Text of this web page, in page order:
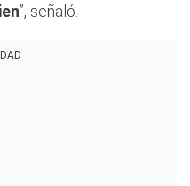
”, señaló.